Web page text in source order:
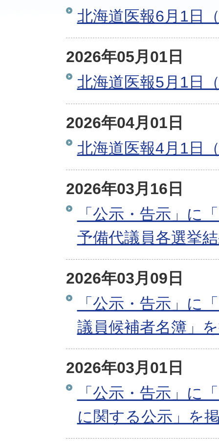
北海道医報6月1日
2026年05月01日
北海道医報5月1日
2026年04月01日
北海道医報4月1日
2026年03月16日
「公示・告示」に
予備代議員各選挙
2026年03月09日
「公示・告示」に
議員候補者名簿」
2026年03月01日
「公示・告示」に
に関する公示」を